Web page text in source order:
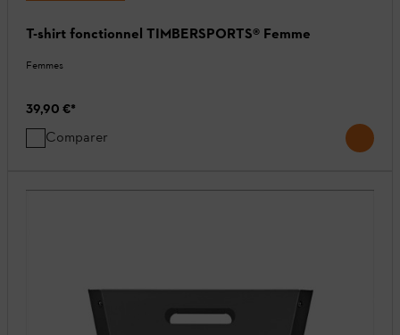
T-shirt fonctionnel TIMBERSPORTS® Femme
Femmes
39,90 €*
Comparer